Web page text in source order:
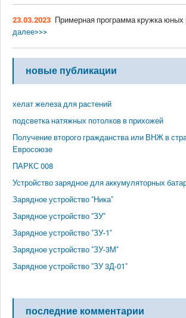
23.03.2023 Примерная программа кружка юных
далее>>>
новые публикации
хелат железа для растений
подсветка натяжных потолков в прихожей
Получение второго гражданства или ВНЖ в
Евросоюзе
ПАРКС 008
Устройство зарядное для аккумуляторных
Зарядное устройство "Ника"
Зарядное устройство "ЗУ"
Зарядное устройство "ЗУ-1"
Зарядное устройство "ЗУ-3М"
Зарядное устройство "ЗУ 3Д-01"
последние комментарии